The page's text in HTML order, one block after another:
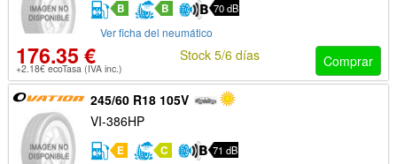
B B 70 dB
Ver ficha del neumático
176.35 €
+2.18€ ecoTasa (IVA inc.) Comprar
Stock 5/6 días
245/60 R18 105V
VI-386HP
E C 71 dB